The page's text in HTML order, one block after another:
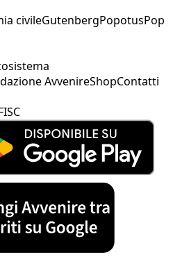
civileGutenbergPopotusPop
AvvenireShopContatti